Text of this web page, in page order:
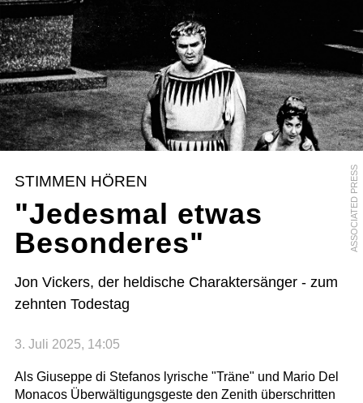
ASSOCIATED PRESS
STIMMEN HÖREN
"Jedesmal etwas
Besonderes"
Jon Vickers, der heldische Charaktersänger - zum
zehnten Todestag
3. Juli 2025, 14:05
Als Giuseppe di Stefanos lyrische "Träne" und Mario Del
Monacos Überwältigungsgeste den Zenith überschritten